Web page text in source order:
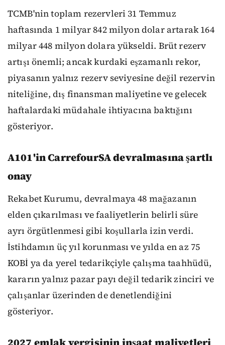
TCMB'nin toplam rezervleri 31 Temmuz
haftasında 1 milyar 842 milyon dolar artarak 164
milyar 448 milyon dolara yükseldi. Brüt rezerv
artışı önemli; ancak kurdaki eşzamanlı rekor,
piyasanın yalnız rezerv seviyesine değil rezervin
niteliğine, dış finansman maliyetine ve gelecek
haftalardaki müdahale ihtiyacına baktığını
gösteriyor.
A101'in CarrefourSA devralmasına şartlı
onay
Rekabet Kurumu, devralmaya 48 mağazanın
elden çıkarılması ve faaliyetlerin belirli süre
ayrı örgütlenmesi gibi koşullarla izin verdi.
İstihdamın üç yıl korunması ve yılda en az 75
KOBİ ya da yerel tedarikçiyle çalışma taahhüdü,
kararın yalnız pazar payı değil tedarik zinciri ve
çalışanlar üzerinden de denetlendiğini
gösteriyor.